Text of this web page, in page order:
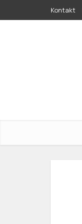
Kontakt